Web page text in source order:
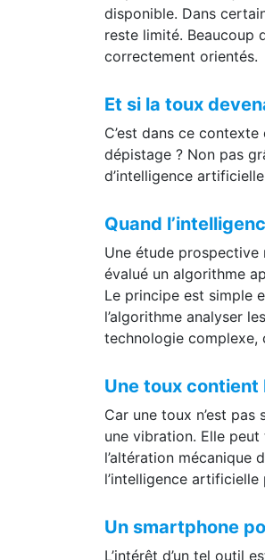
respiratoire et
disponible. Dans
reste limité. Beaucoup
Et si la toux
C’est dans ce
dépistage ? Non pas
Quand
Une étude prospective
évalué un algorithme
Le principe est simple
l’algorithme analyser
Une toux contient
Car une toux n’est
une vibration. Elle peut
l’altération mécanique
Un smartphone